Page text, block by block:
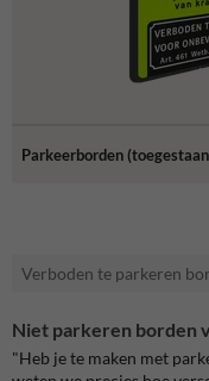
Parkeerborden
Verboden te parkeren
Niet parkeren borden
"Heb je te maken met